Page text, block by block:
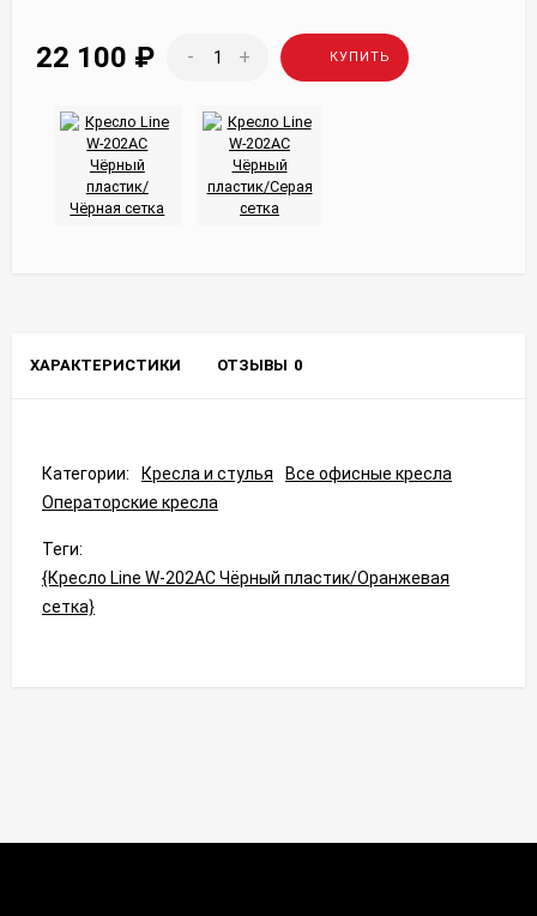
22 100 ₽ - + КУПИТЬ
ХАРАКТЕРИСТИКИ ОТЗЫВЫ 0
Категории: Кресла и стулья
Все офисные кресла
Операторские кресла
Теги:
{Кресло Line W-202AC Чёрный пластик/Оранжевая
сетка}